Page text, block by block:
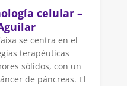
celular –
se centra en el
terapéuticas
sólidos, con un
de páncreas. El